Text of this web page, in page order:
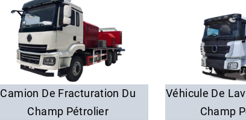
Camion De Fracturation Du
Champ Pétrolier
Véhicule De
Champ